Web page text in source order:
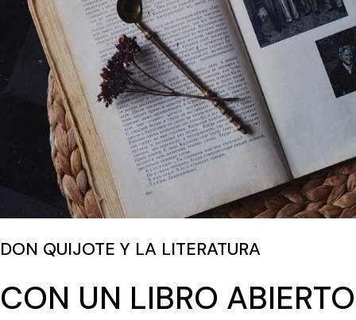
DON QUIJOTE Y LA LITERATURA
CON UN LIBRO ABIERTO